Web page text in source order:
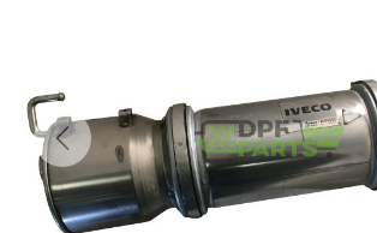
Previous